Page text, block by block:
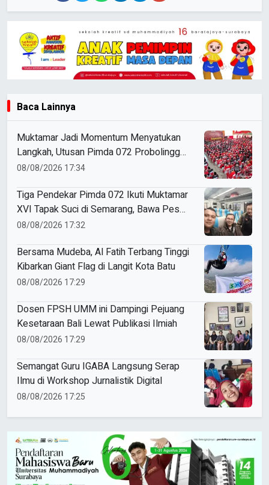
Baca Lainnya
Muktamar Jadi Momentum Menyatukan
Langkah, Utusan Pimda 072 Probolinggo
Bawa Harapan untuk Tapak Suci
08/08/2026 17:34
Tiga Pendekar Pimda 072 Ikuti Muktamar
XVI Tapak Suci di Semarang, Bawa Pesan
Penguatan Kaderisasi
08/08/2026 17:32
Bersama Mudeba, Al Fatih Terbang Tinggi
Kibarkan Giant Flag di Langit Kota Batu
08/08/2026 17:29
Dosen FPSH UMM ini Dampingi Pejuang
Kesetaraan Bali Lewat Publikasi Ilmiah
08/08/2026 17:29
Semangat Guru IGABA Langsung Serap
Ilmu di Workshop Jurnalistik Digital
08/08/2026 17:25